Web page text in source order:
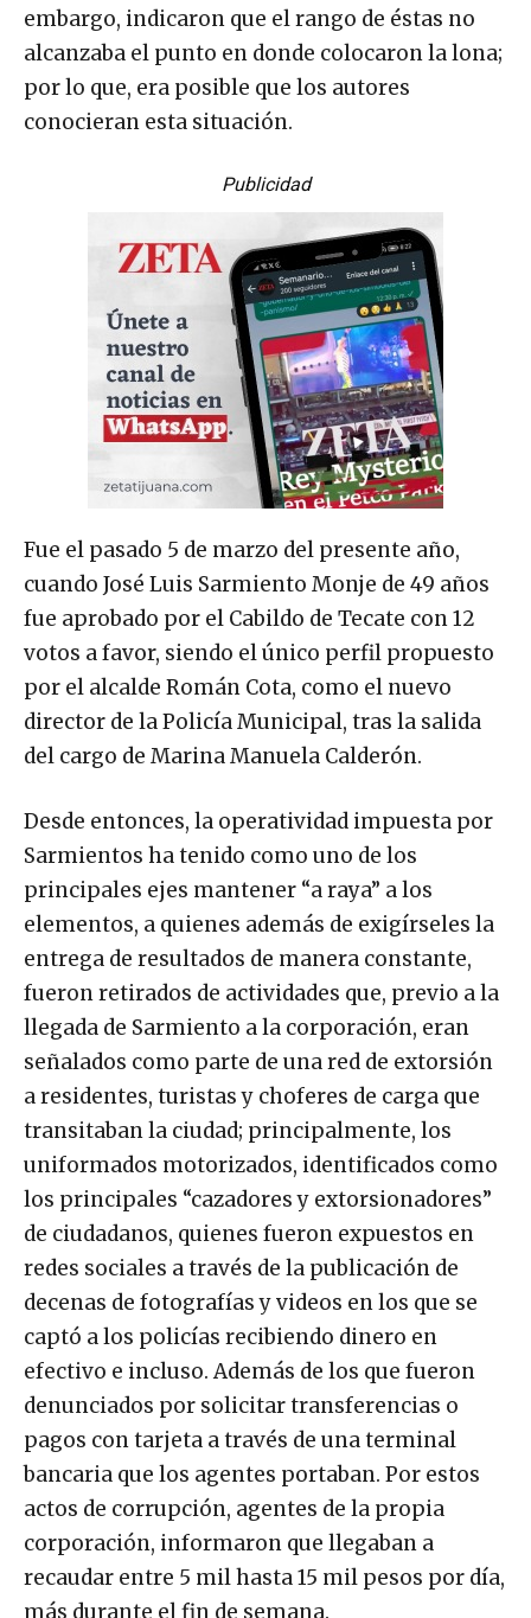
embargo, indicaron que el rango de éstas no
alcanzaba el punto en donde colocaron la lona;
por lo que, era posible que los autores
conocieran esta situación.
Publicidad
Fue el pasado 5 de marzo del presente año,
cuando José Luis Sarmiento Monje de 49 años
fue aprobado por el Cabildo de Tecate con 12
votos a favor, siendo el único perfil propuesto
por el alcalde Román Cota, como el nuevo
director de la Policía Municipal, tras la salida
del cargo de Marina Manuela Calderón.
Desde entonces, la operatividad impuesta por
Sarmientos ha tenido como uno de los
principales ejes mantener “a raya” a los
elementos, a quienes además de exigírseles la
entrega de resultados de manera constante,
fueron retirados de actividades que, previo a la
llegada de Sarmiento a la corporación, eran
señalados como parte de una red de extorsión
a residentes, turistas y choferes de carga que
transitaban la ciudad; principalmente, los
uniformados motorizados, identificados como
los principales “cazadores y extorsionadores”
de ciudadanos, quienes fueron expuestos en
redes sociales a través de la publicación de
decenas de fotografías y videos en los que se
captó a los policías recibiendo dinero en
efectivo e incluso. Además de los que fueron
denunciados por solicitar transferencias o
pagos con tarjeta a través de una terminal
bancaria que los agentes portaban. Por estos
actos de corrupción, agentes de la propia
corporación, informaron que llegaban a
recaudar entre 5 mil hasta 15 mil pesos por día,
más durante el fin de semana.